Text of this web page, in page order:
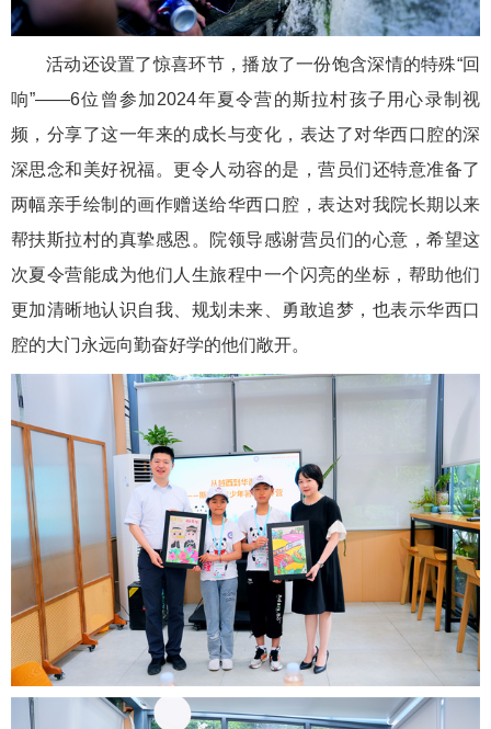
活动还设置了惊喜环节，播放了一份饱含深情的特殊“回
响”——6位曾参加2024年夏令营的斯拉村孩子用心录制视
频，分享了这一年来的成长与变化，表达了对华西口腔的深
深思念和美好祝福。更令人动容的是，营员们还特意准备了
两幅亲手绘制的画作赠送给华西口腔，表达对我院长期以来
帮扶斯拉村的真挚感恩。院领导感谢营员们的心意，希望这
次夏令营能成为他们人生旅程中一个闪亮的坐标，帮助他们
更加清晰地认识自我、规划未来、勇敢追梦，也表示华西口
腔的大门永远向勤奋好学的他们敞开。